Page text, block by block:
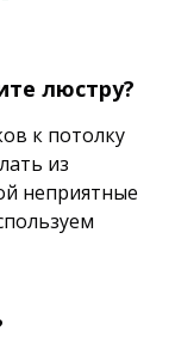
люстру?
к потолку
из
неприятные